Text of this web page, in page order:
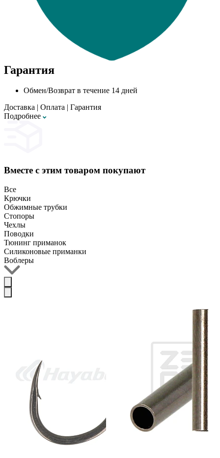
Гарантия
Обмен/Возврат в течение 14 дней
Доставка | Оплата | Гарантия
Подробнее
Вместе с этим товаром покупают
Все
Крючки
Обжимные трубки
Стопоры
Чехлы
Поводки
Тюнинг приманок
Силиконовые приманки
Воблеры